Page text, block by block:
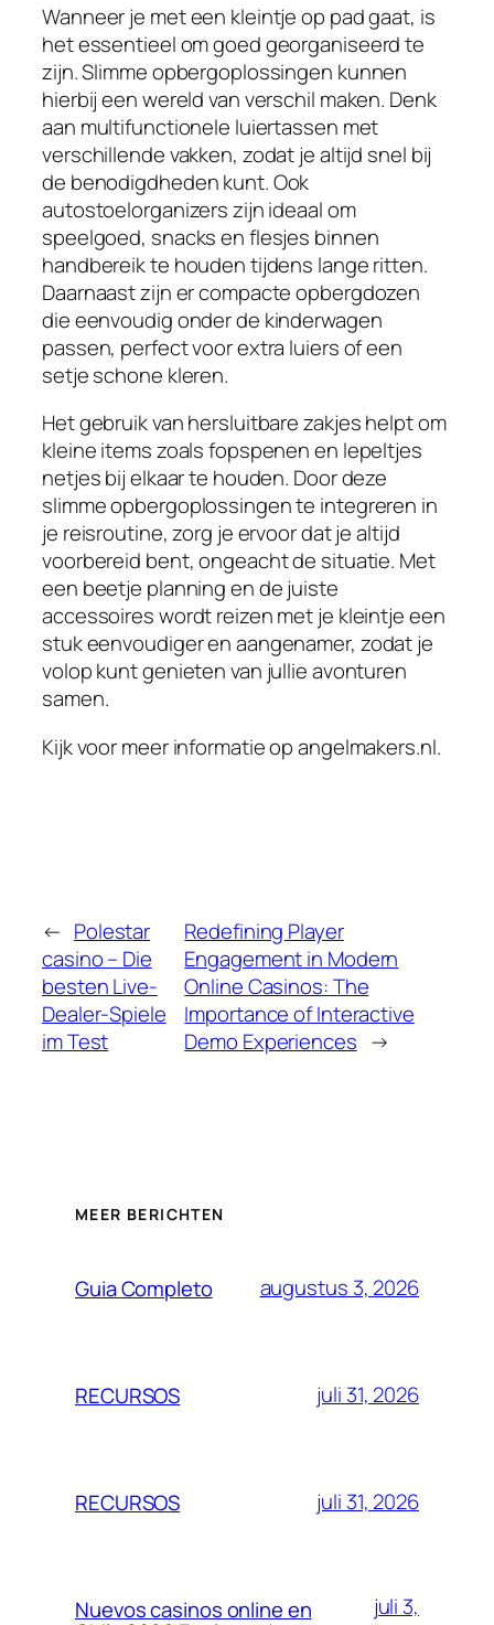
Wanneer je met een kleintje op pad gaat, is
het essentieel om goed georganiseerd te
zijn. Slimme opbergoplossingen kunnen
hierbij een wereld van verschil maken. Denk
aan multifunctionele luiertassen met
verschillende vakken, zodat je altijd snel bij
de benodigdheden kunt. Ook
autostoelorganizers zijn ideaal om
speelgoed, snacks en flesjes binnen
handbereik te houden tijdens lange ritten.
Daarnaast zijn er compacte opbergdozen
die eenvoudig onder de kinderwagen
passen, perfect voor extra luiers of een
setje schone kleren.
Het gebruik van hersluitbare zakjes helpt om
kleine items zoals fopspenen en lepeltjes
netjes bij elkaar te houden. Door deze
slimme opbergoplossingen te integreren in
je reisroutine, zorg je ervoor dat je altijd
voorbereid bent, ongeacht de situatie. Met
een beetje planning en de juiste
accessoires wordt reizen met je kleintje een
stuk eenvoudiger en aangenamer, zodat je
volop kunt genieten van jullie avonturen
samen.
Kijk voor meer informatie op angelmakers.nl.
← Polestar
casino – Die
besten Live-
Dealer-Spiele
im Test
Redefining Player
Engagement in Modern
Online Casinos: The
Importance of Interactive
Demo Experiences →
MEER BERICHTEN
Guia Completo augustus 3, 2026
RECURSOS juli 31, 2026
RECURSOS juli 31, 2026
Nuevos casinos online en
juli 3,